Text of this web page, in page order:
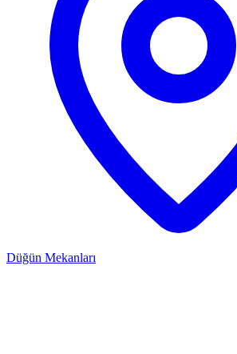
Düğün Mekanları